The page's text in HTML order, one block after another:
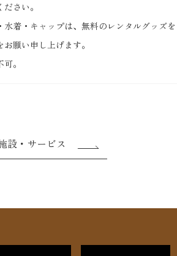
さい。
着・キャップは、無料のレンタルグッズを
願い申し上げます。
。
設・サービス